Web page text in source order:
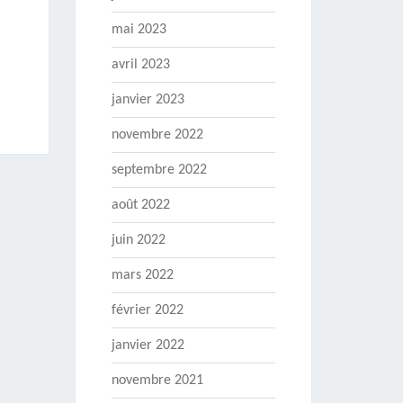
mai 2023
avril 2023
janvier 2023
novembre 2022
septembre 2022
août 2022
juin 2022
mars 2022
février 2022
janvier 2022
novembre 2021